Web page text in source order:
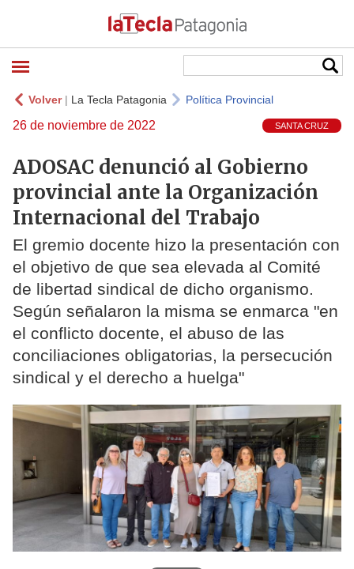
Volver| La Tecla Patagonia Política Provincial
26 de noviembre de 2022 SANTA CRUZ
ADOSAC denunció al Gobierno
provincial ante la Organización
Internacional del Trabajo
El gremio docente hizo la presentación con
el objetivo de que sea elevada al Comité
de libertad sindical de dicho organismo.
Según señalaron la misma se enmarca "en
el conflicto docente, el abuso de las
conciliaciones obligatorias, la persecución
sindical y el derecho a huelga"